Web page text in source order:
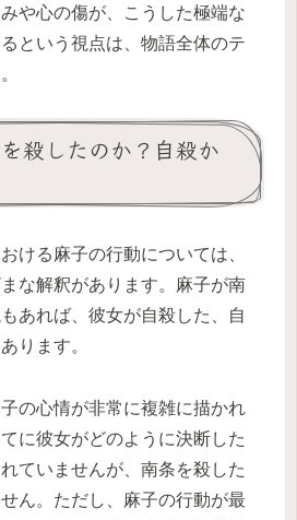
や心の傷が、こうした極端な
という視点は、物語全体のテ
殺したのか？自殺か
ける麻子の行動については、
な解釈があります。麻子が南
あれば、彼女が自殺した、自
ります。
の心情が非常に複雑に描かれ
に彼女がどのように決断した
ていませんが、南条を殺した
ん。ただし、麻子の行動が最